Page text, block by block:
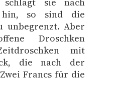
hin, so sind die
unbegrenzt. Aber
Droschken
mit
die nach der
Francs für die